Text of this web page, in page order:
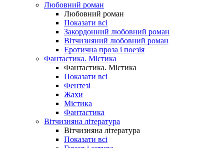
Любовний роман
Любовний роман
Показати всі
Закордонний любовний роман
Вітчизняний любовний роман
Еротична проза і поезія
Фантастика. Містика
Фантастика. Містика
Показати всі
Фентезі
Жахи
Містика
Фантастика
Вітчизняна література
Вітчизняна література
Показати всі